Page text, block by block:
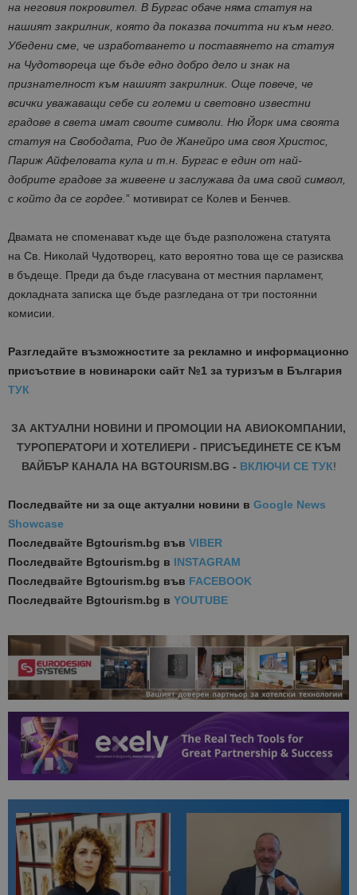
на неговия покровител. В Бургас обаче няма статуя на
нашият закрилник, която да показва почитта ни към него.
Убедени сме, че изработването и поставянето на статуя
на Чудотвореца ще бъде едно добро дело и знак на
признателност към нашият закрилник. Още повече, че
всички уважаващи себе си големи и световно известни
градове в света имат своите символи. Ню Йорк има своята
статуя на Свободата, Рио де Жанейро има своя Христос,
Париж Айфеловата кула и т.н. Бургас е един от най-
добрите градове за живеене и заслужава да има свой символ,
с който да се гордее.” мотивират се Колев и Бенчев.
Двамата не споменават къде ще бъде разположена статуята
на Св. Николай Чудотворец, като вероятно това ще се разисква
в бъдеще. Преди да бъде гласувана от местния парламент,
докладната записка ще бъде разгледана от три постоянни
комисии.
Разгледайте възможностите за рекламно и информационно
присъствие в новинарски сайт №1 за туризъм в България
ТУК
ЗА АКТУАЛНИ НОВИНИ И ПРОМОЦИИ НА АВИОКОМПАНИИ,
ТУРОПЕРАТОРИ И ХОТЕЛИЕРИ - ПРИСЪЕДИНЕТЕ СЕ КЪМ
ВАЙБЪР КАНАЛА НА BGTOURISM.BG - ВКЛЮЧИ СЕ ТУК!
Последвайте ни за още актуални новини в Google News
Showcase
Последвайте Bgtourism.bg във VIBER
Последвайте Bgtourism.bg в INSTAGRAM
Последвайте Bgtourism.bg във FACEBOOK
Последвайте Bgtourism.bg в YOUTUBE